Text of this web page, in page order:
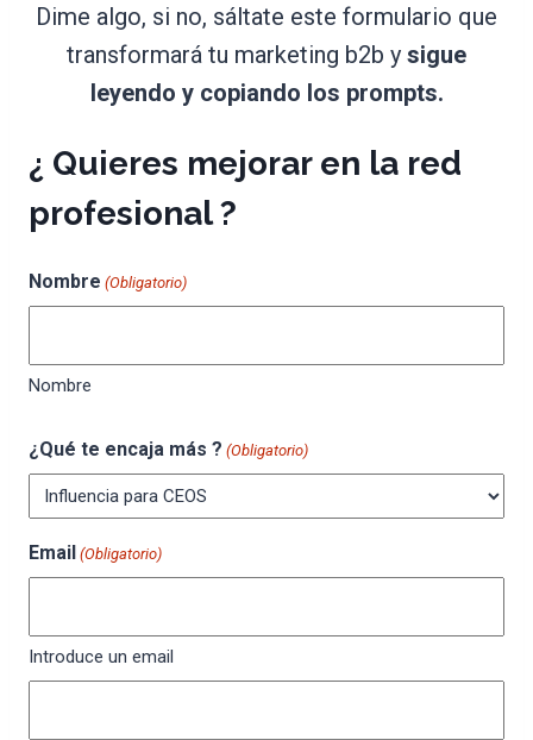
Dime algo, si no, sáltate este formulario que
transformará tu marketing b2b y sigue
leyendo y copiando los prompts.
¿ Quieres mejorar en la red
profesional ?
Nombre (Obligatorio)
Nombre
¿Qué te encaja más ? (Obligatorio)
Email (Obligatorio)
Introduce un email